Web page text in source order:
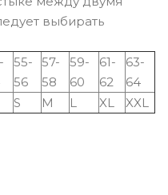
выбирать
55-
56
57-
58
59-
60
61-
62
63-
64
S M L XL XXL